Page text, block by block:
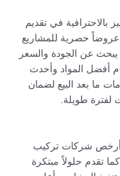
في تقديم
عروضاً حصرية للمشاريع
يبحث عن الجودة والسعر
أفضل المواد وأحدث
ما بعد البيع لضمان
لفترة طويلة.
أرخص شركات تركيب
تقدم حلولاً مبتكرة